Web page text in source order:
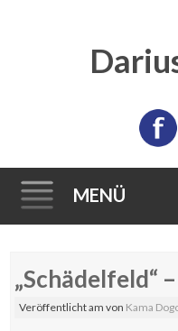
MENÜ
zum
„Schädelfeld“
Veröffentlicht amvon Kama